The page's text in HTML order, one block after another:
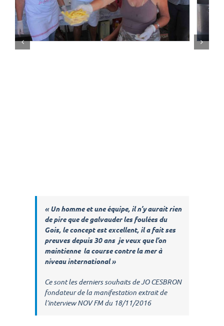
« Un homme et une équipe, il n’y aurait rien
de pire que de galvauder les foulées du
Gois, le concept est excellent, il a fait ses
preuves depuis 30 ans je veux que l’on
maintienne la course contre la mer à
niveau international »
Ce sont les derniers souhaits de JO CESBRON
fondateur de la manifestation extrait de
l’interview NOV FM du 18/11/2016